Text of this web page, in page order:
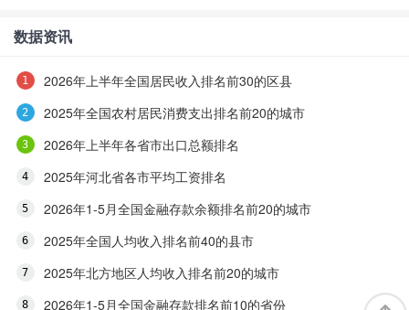
数据资讯
2026年上半年全国居民收入排名前30的区县
2025年全国农村居民消费支出排名前20的城市
2026年上半年各省市出口总额排名
2025年河北省各市平均工资排名
2026年1-5月全国金融存款余额排名前20的城市
2025年全国人均收入排名前40的县市
2025年北方地区人均收入排名前20的城市
2026年1-5月全国金融存款排名前10的省份